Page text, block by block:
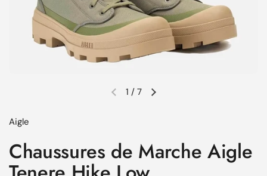
Diapositive précédente
Diapositive suivante
1 / 7
Aigle
Chaussures de Marche Aigle